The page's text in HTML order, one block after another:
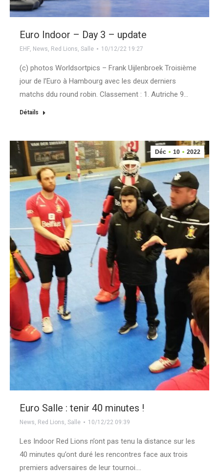
Euro Indoor – Day 3 – update
EHF, News, Red Lions, Salle 10/12/22 19:27
(c) photos Worldsortpics – Frank Uijlenbroek Troisième
jour de l’Euro à Hambourg avec les deux derniers
matchs ddu round robin. Classement : 1. Autriche 9…
Détails
Déc 10 2022
Euro Salle : tenir 40 minutes !
News, Red Lions, Salle 10/12/22 09:39
Les Indoor Red Lions n’ont pas tenu la distance sur les
40 minutes qu’ont duré les rencontres face aux trois
premiers adversaires de leur tournoi.…